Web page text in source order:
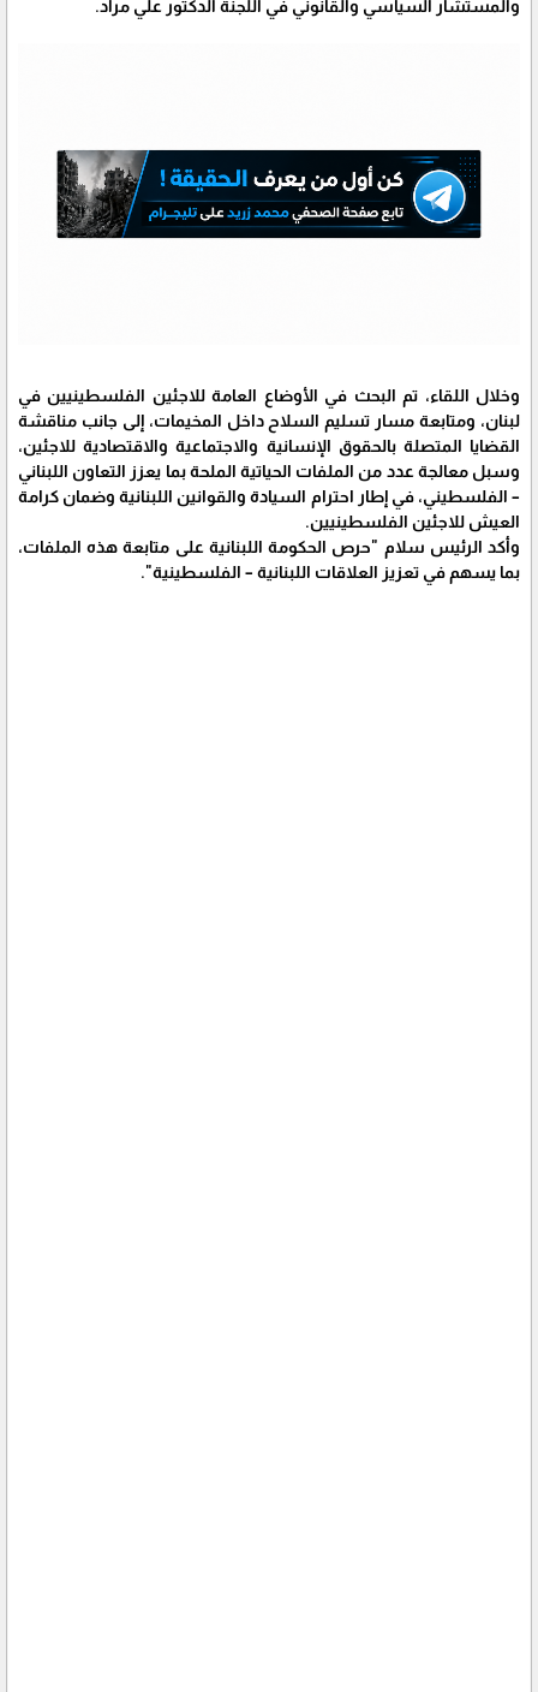
والمستشار السياسي والقانوني في اللجنة الدكتور علي مراد.
وخلال اللقاء، تم البحث في الأوضاع العامة للاجئين الفلسطينيين في
لبنان، ومتابعة مسار تسليم السلاح داخل المخيمات، إلى جانب مناقشة
القضايا المتصلة بالحقوق الإنسانية والاجتماعية والاقتصادية للاجئين،
وسبل معالجة عدد من الملفات الحياتية الملحة بما يعزز التعاون اللبناني
– الفلسطيني، في إطار احترام السيادة والقوانين اللبنانية وضمان كرامة
العيش للاجئين الفلسطينيين.
وأكد الرئيس سلام "حرص الحكومة اللبنانية على متابعة هذه الملفات،
بما يسهم في تعزيز العلاقات اللبنانية – الفلسطينية".